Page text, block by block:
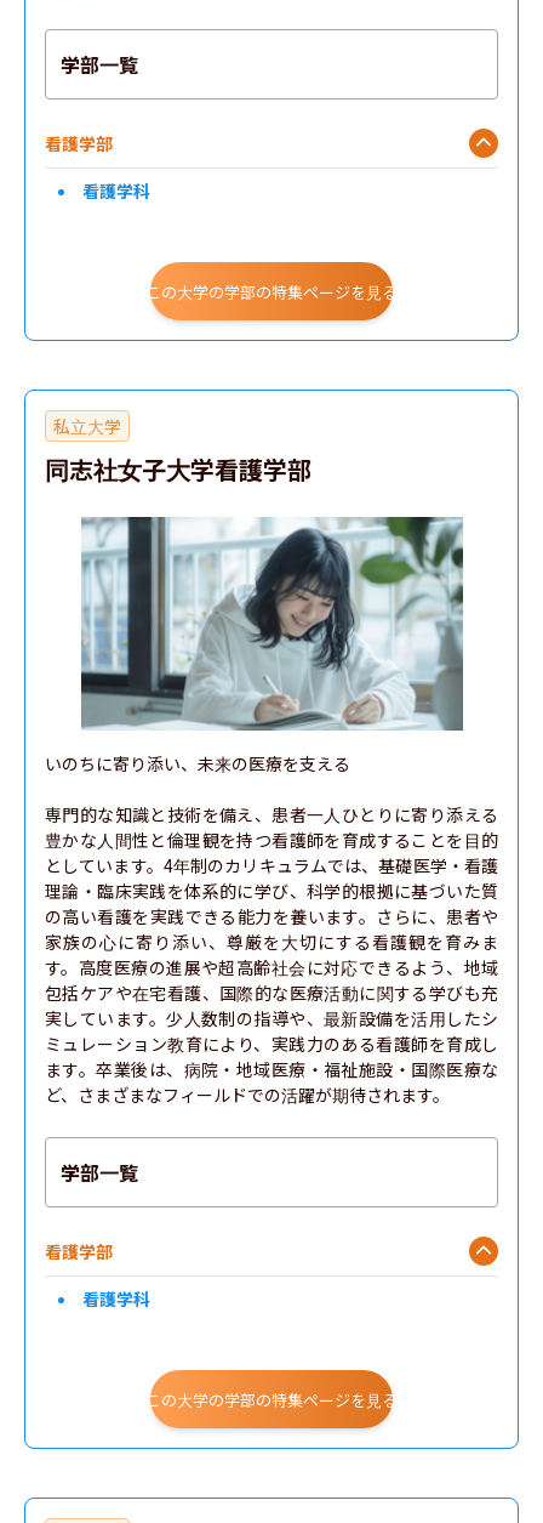
学部一覧
看護学部
看護学科
この大学の学部の特集ページを見る
私立大学
同志社女子大学看護学部
いのちに寄り添い、未来の医療を支える
専門的な知識と技術を備え、患者一人ひとりに寄り添える
豊かな人間性と倫理観を持つ看護師を育成することを目的
としています。4年制のカリキュラムでは、基礎医学・看護
理論・臨床実践を体系的に学び、科学的根拠に基づいた質
の高い看護を実践できる能力を養います。さらに、患者や
家族の心に寄り添い、尊厳を大切にする看護観を育みま
す。高度医療の進展や超高齢社会に対応できるよう、地域
包括ケアや在宅看護、国際的な医療活動に関する学びも充
実しています。少人数制の指導や、最新設備を活用したシ
ミュレーション教育により、実践力のある看護師を育成し
ます。卒業後は、病院・地域医療・福祉施設・国際医療な
ど、さまざまなフィールドでの活躍が期待されます。
学部一覧
看護学部
看護学科
この大学の学部の特集ページを見る